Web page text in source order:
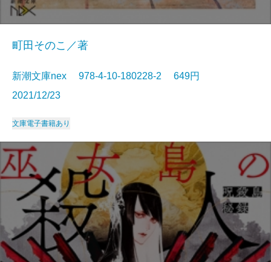
町田そのこ／著
新潮文庫nex 978-4-10-180228-2 649円
2021/12/23
文庫電子書籍あり